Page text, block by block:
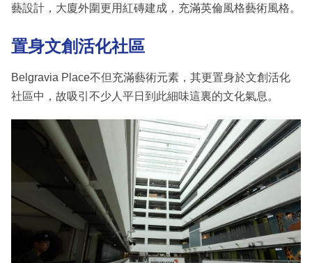
藝設計，大廈外圍更用紅磚建成，充滿英倫風格藝術風格。
置身文創活化社區
Belgravia Place不但充滿藝術元素，其更置身於文創活化
社區中，故吸引不少人平日到此細味這裏的文化氣息。